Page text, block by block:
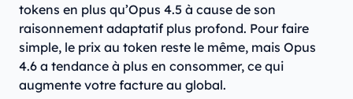
tokens en plus qu’Opus 4.5 à cause de son
raisonnement adaptatif plus profond. Pour faire
simple, le prix au token reste le même, mais Opus
4.6 a tendance à plus en consommer, ce qui
augmente votre facture au global.